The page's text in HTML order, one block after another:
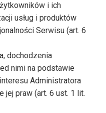
i ich
usług i produktów
Serwisu (art. 6
dochodzenia
nimi na podstawie
Administratora
jej praw (art. 6 ust. 1 lit.